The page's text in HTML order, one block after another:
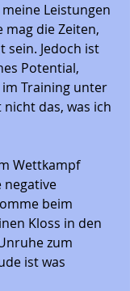
Leistungen
die Zeiten,
sein. Jedoch ist
Potential,
Training unter
nicht das, was ich
Wettkampf
negative
beim
Kloss in den
zum
ist was